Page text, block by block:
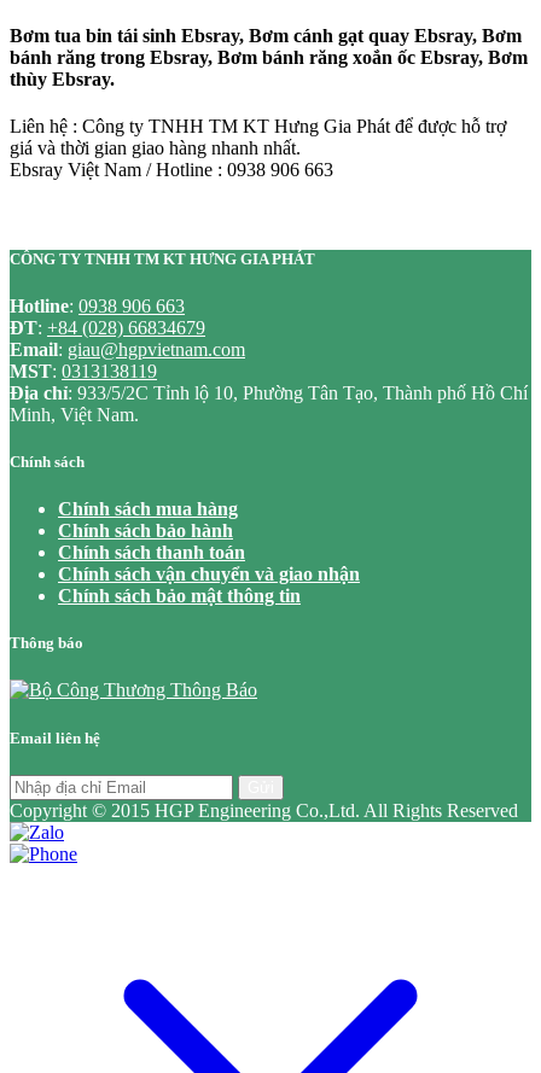
Bơm tua bin tái sinh Ebsray, Bơm cánh gạt quay Ebsray, Bơm
bánh răng trong Ebsray, Bơm bánh răng xoắn ốc Ebsray, Bơm
thùy Ebsray.
Liên hệ : Công ty TNHH TM KT Hưng Gia Phát để được hỗ trợ
giá và thời gian giao hàng nhanh nhất.
Ebsray Việt Nam / Hotline : 0938 906 663
CÔNG TY TNHH TM KT HƯNG GIA PHÁT
Hotline: 0938 906 663
ĐT: +84 (028) 66834679
Email: giau@hgpvietnam.com
MST: 0313138119
Địa chỉ: 933/5/2C Tỉnh lộ 10, Phường Tân Tạo, Thành phố Hồ Chí
Minh, Việt Nam.
Chính sách
Chính sách mua hàng
Chính sách bảo hành
Chính sách thanh toán
Chính sách vận chuyển và giao nhận
Chính sách bảo mật thông tin
Thông báo
Email liên hệ
Copyright © 2015 HGP Engineering Co.,Ltd. All Rights Reserved